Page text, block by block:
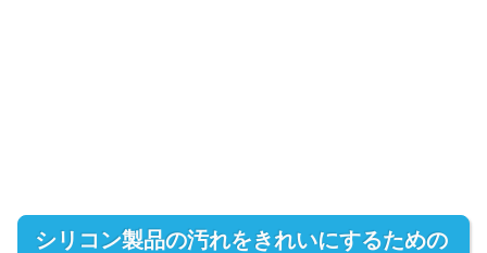
シリコン製品の汚れをきれいにするための